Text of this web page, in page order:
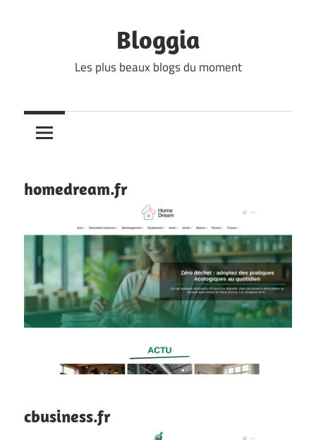
Bloggia
Les plus beaux blogs du moment
homedream.fr
cbusiness.fr